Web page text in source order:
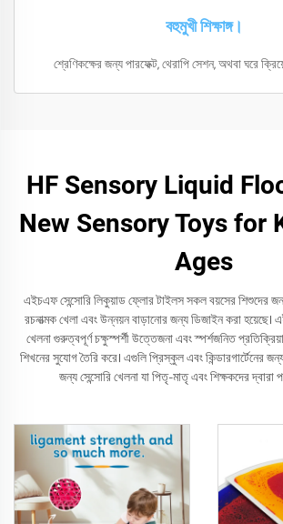
বহুমুখী শিক্ষাঙ্গ।
শ্রেণিকক্ষের জন্য পারফেক্ট, থেরাপি সেশন, অথবা ঘরে
HF Sensory Liquid
New Sensory Toys for
Ages
এইচএফ সেন্সোরি লিকুয়াড ফ্লোর টাইলস সকল বয়সের শিশুদের
রচনাত্মক খেলা এবং উন্নয়ন বাড়ানোর জন্য ডিজাইন করা হয়েছে।
খেলনা গুরুত্বপূর্ণ চক্ষুস্পর্শী উত্তেজনা এবং স্পর্শজনিত
শিখনের সুযোগ তৈরি করে। এগুলি প্রিস্কুল এবং কিন্ডারগার্টেনের
জন্য সেন্সোরি খেলনা যা পিতৃ-মাতৃ এবং শিক্ষকদের দ্বারা